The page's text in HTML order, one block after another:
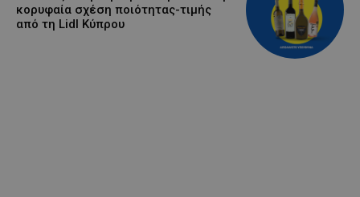
κορυφαία σχέση ποιότητας-τιμής
από τη Lidl Κύπρου